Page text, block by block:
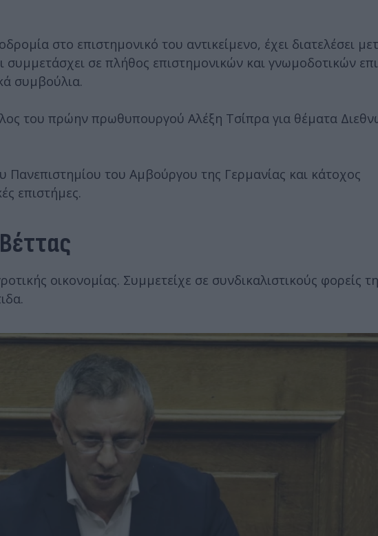
στο επιστημονικό του αντικείμενο, έχει διατελέσει
συμμετάσχει σε πλήθος επιστημονικών και γνωμοδοτικών
συμβούλια.
του πρώην πρωθυπουργού Αλέξη Τσίπρα για θέματα
Πανεπιστημίου του Αμβούργου της Γερμανίας και κάτοχος
επιστήμες.
οικονομίας. Συμμετείχε σε συνδικαλιστικούς φορείς